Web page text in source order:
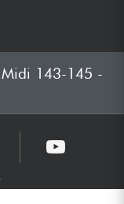
Midi 143-145 -